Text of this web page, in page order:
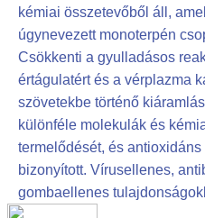
kémiai összetevőből áll,
úgynevezett monoterpén
Csökkenti a gyulladásos
értágulatért és a vérplazma
szövetekbe történő
különféle molekulák és
termelődését, és antioxidáns
bizonyított. Vírusellenes,
gombaellenes